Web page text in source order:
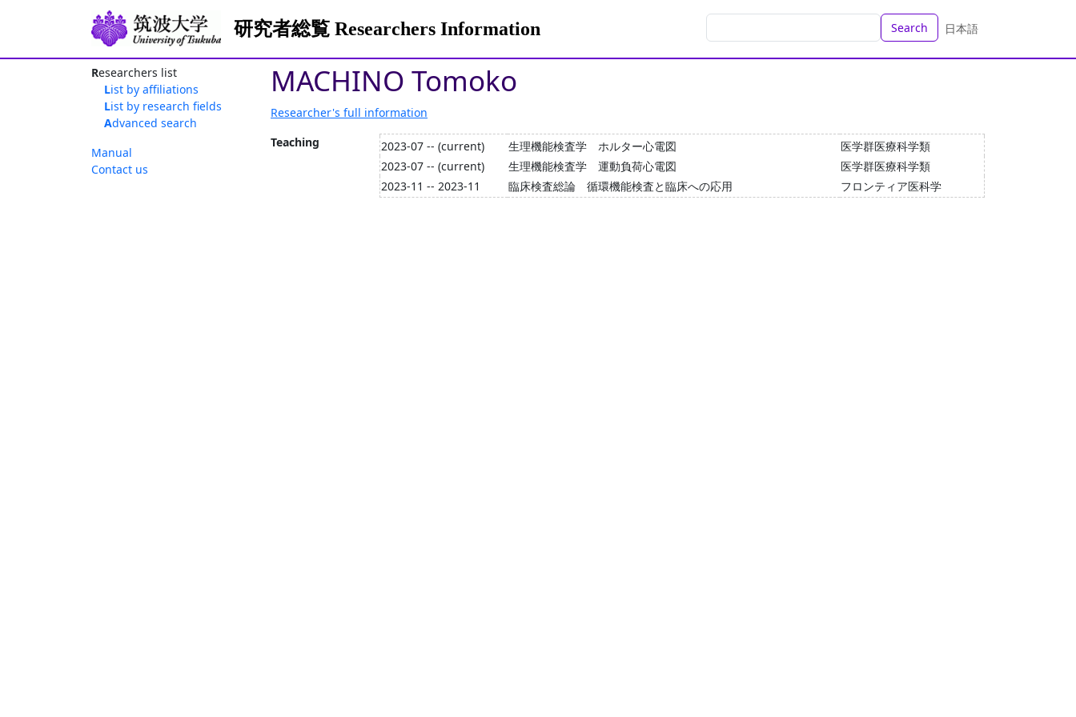
研究者総覧 Researchers Information Search 日本語
Researchers list
List by affiliations
List by research fields
Advanced search
Manual
Contact us
MACHINO Tomoko
Researcher's full information
Teaching
2023-07 -- (current) 生理機能検査学 ホルター心電図
医学群医療科学類
2023-07 -- (current)
生理機能検査学 運動負荷心電図
医学群医療科学類
2023-11 -- 2023-11
臨床検査総論 循環機能検査と臨床への応用 フロンティア医科学